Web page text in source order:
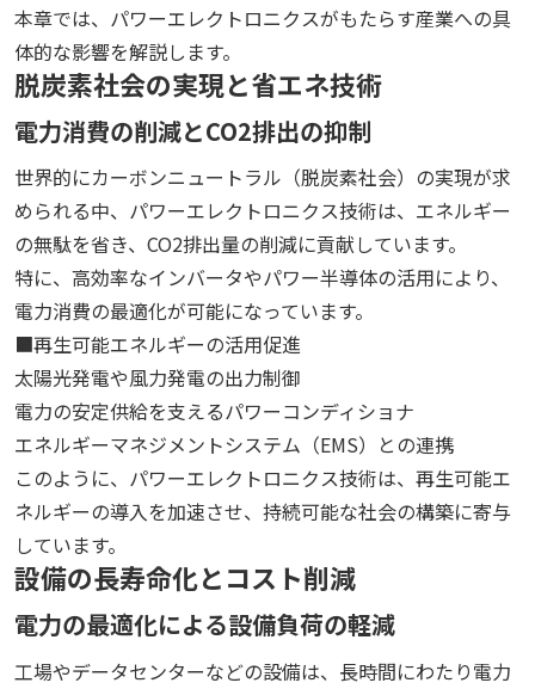
本章では、パワーエレクトロニクスがもたらす産業への具
体的な影響を解説します。
脱炭素社会の実現と省エネ技術
電力消費の削減とCO2排出の抑制
世界的にカーボンニュートラル（脱炭素社会）の実現が求
められる中、パワーエレクトロニクス技術は、エネルギー
の無駄を省き、CO2排出量の削減に貢献しています。
特に、高効率なインバータやパワー半導体の活用により、
電力消費の最適化が可能になっています。
■再生可能エネルギーの活用促進
太陽光発電や風力発電の出力制御
電力の安定供給を支えるパワーコンディショナ
エネルギーマネジメントシステム（EMS）との連携
このように、パワーエレクトロニクス技術は、再生可能エ
ネルギーの導入を加速させ、持続可能な社会の構築に寄与
しています。
設備の長寿命化とコスト削減
電力の最適化による設備負荷の軽減
工場やデータセンターなどの設備は、長時間にわたり電力